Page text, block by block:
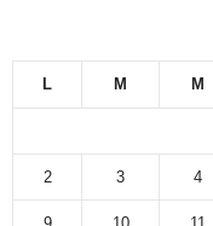
L M M
2 3 4